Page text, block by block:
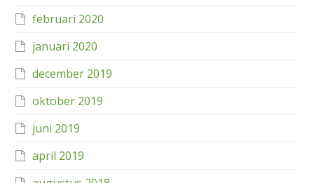
februari 2020
januari 2020
december 2019
oktober 2019
juni 2019
april 2019